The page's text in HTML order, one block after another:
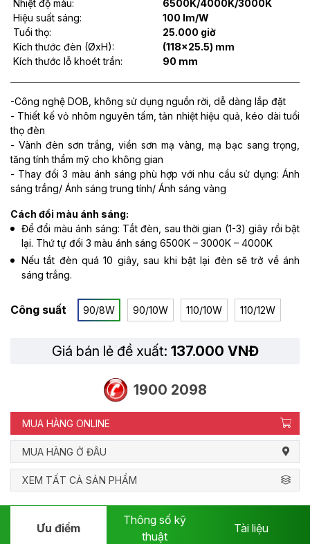
Nhiệt độ màu:
6500K/4000K/3000K
Hiệu suất sáng:
100 lm/W
Tuổi thọ:
25.000 giờ
Kích thước đèn (ØxH):
(118x25.5) mm
Kích thước lỗ khoét trần:
90 mm
-Công nghệ DOB, không sử dụng nguồn rời, dễ dàng lắp đặt
- Thiết kế vỏ nhôm nguyên tấm, tản nhiệt hiệu quả, kéo dài tuổi
thọ đèn
- Vành đèn sơn trắng, viền sơn mạ vàng, mạ bạc sang trọng,
tăng tính thẩm mỹ cho không gian
- Thay đổi 3 màu ánh sáng phù hợp với nhu cầu sử dụng: Ánh
sáng trắng/ Ánh sáng trung tính/ Ánh sáng vàng
Cách đổi màu ánh sáng:
Để đổi màu ánh sáng: Tắt đèn, sau thời gian (1-3) giây rồi bật
lại. Thứ tự đổi 3 màu ánh sáng 6500K – 3000K – 4000K
Nếu tắt đèn quá 10 giây, sau khi bật lại đèn sẽ trở về ánh
sáng trắng.
Công suất 90/8W 90/10W 110/10W 110/12W
Giá bán lẻ đề xuất: 137.000 VNĐ
1900 2098
MUA HÀNG ONLINE
MUA HÀNG Ở ĐÂU
XEM TẤT CẢ SẢN PHẨM
Ưu điểm
Thông số kỹ
thuật
Tài liệu